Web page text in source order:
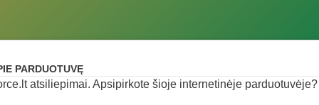
PARDUOTUVĘ
atsiliepimai. Apsipirkote šioje internetinėje